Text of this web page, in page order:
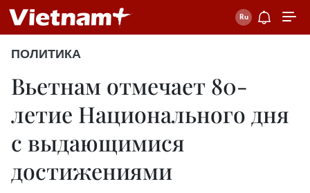
ПОЛИТИКА
Вьетнам отмечает 80-
летие Национального дня
с выдающимися
достижениями